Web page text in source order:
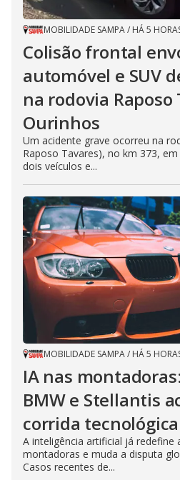
MOBILIDADE SAMPA/ HÁ 5
Colisão frontal
automóvel e SUV
na rodovia Raposo
Ourinhos
Um acidente grave ocorreu na
Raposo Tavares), no km 373,
dois veículos e...
MOBILIDADE SAMPA/ HÁ 5
IA nas
BMW e Stellantis
corrida tecnológica
A inteligência artificial já redefine
montadoras e muda a disputa
Casos recentes de...